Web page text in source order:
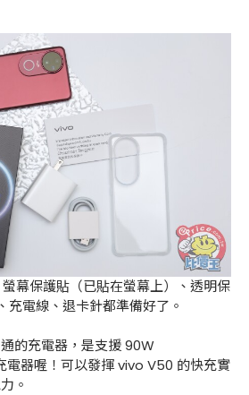
幕保護貼（已貼在螢幕上）、透明保
充電線、退卡針都準備好了。
的充電器，是支援 90W
器喔！可以發揮 vivo V50 的快充實
。